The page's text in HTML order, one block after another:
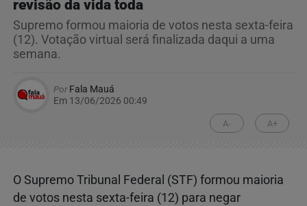
revisão da vida toda
Supremo formou maioria de votos nesta sexta-feira
(12). Votação virtual será finalizada daqui a uma
semana.
PorFala Mauá
Em 13/06/2026 00:49
A- A+
O Supremo Tribunal Federal (STF) formou maioria
de votos nesta sexta-feira (12) para negar